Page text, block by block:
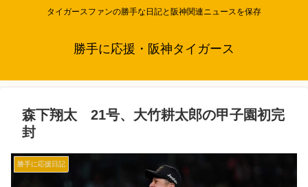
タイガースファンの勝手な日記と阪神関連ニュースを保存
勝手に応援・阪神タイガース
森下翔太 21号、大竹耕太郎の甲子園初完
封
勝手に応援日記